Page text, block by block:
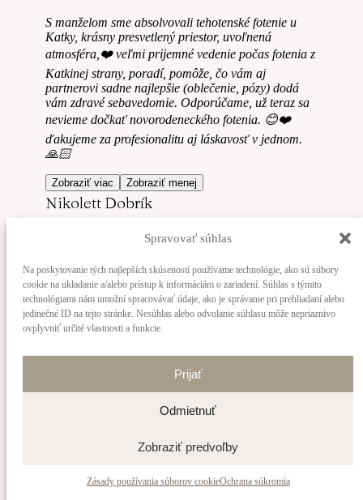
Spravovať súhlas
Na poskytovanie tých najlepších skúseností používame technológie, ako sú súbory
cookie na ukladanie a/alebo prístup k informáciám o zariadení. Súhlas s týmito
technológiami nám umožní spracovávať údaje, ako je správanie pri prehliadaní alebo
jedinečné ID na tejto stránke. Nesúhlas alebo odvolanie súhlasu môže nepriaznivo
ovplyvniť určité vlastnosti a funkcie.
Prijať
Odmietnuť
Zobraziť predvoľby
Zásady používania súborov cookieOchrana súkromia
S manželom sme absolvovali tehotenské fotenie u
Katky, krásny presvetlený priestor, uvoľnená
atmosféra,❤️ veľmi prijemné vedenie počas fotenia z
Katkinej strany, poradí, pomôže, čo vám aj
partnerovi sadne najlepšie (oblečenie, pózy) dodá
vám zdravé sebavedomie. Odporúčame, už teraz sa
nevieme dočkať novorodeneckého fotenia. 😊❤️
ďakujeme za profesionalitu aj láskavosť v jednom.
🙏🏻
Zobraziť viac Zobraziť menej
Nikolett Dobrík
Z celého srdca ďakujeme za zachytenie nádherných
momentov s naším bábätkom ❤️ prvé výnimočné
rodiny, ktorou sme sa stali 🧸 vďaka pani Kataríne a
jej dokonalým fotografiám ❤️ sme očarení a nadšení
z jej talentu a s láskou odporúčame aj ďalším
Paulína Vyletelová